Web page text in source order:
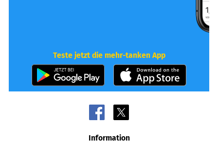
Teste jetzt die mehr-tanken App
Information